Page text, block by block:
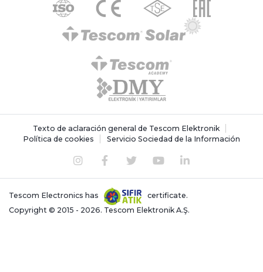
Texto de aclaración general de Tescom Elektronik
Política de cookies
Servicio Sociedad de la Información
Tescom Electronics has
certificate.
Copyright © 2015 - 2026. Tescom Elektronik A.Ş.